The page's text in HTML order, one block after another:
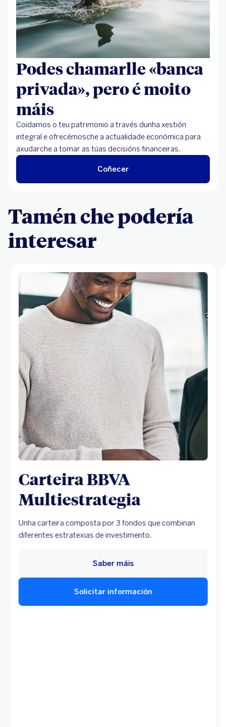
Podes chamarlle «banca
privada», pero é moito
máis
Coidamos o teu patrimonio a través dunha xestión
integral e ofrecémosche a actualidade económica para
axudarche a tomar as túas decisións financeiras.
Coñecer
Tamén che podería
interesar
Carteira BBVA
Multiestrategia
Unha carteira composta por 3 fondos que combinan
diferentes estratexias de investimento.
Solicitar información
Saber máis